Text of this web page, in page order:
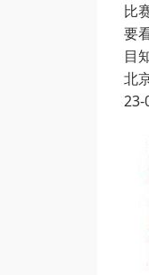
比
要
目
北
23-